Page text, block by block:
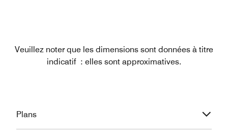
Veuillez noter que les dimensions sont données à titre
indicatif : elles sont approximatives.
Plans